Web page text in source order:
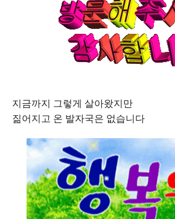
지금까지 그렇게 살아왔지만
짊어지고 온 발자국은 없습니다